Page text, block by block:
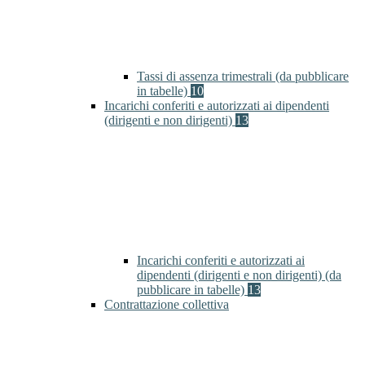
Tassi di assenza trimestrali (da pubblicare
in tabelle) 10
Incarichi conferiti e autorizzati ai dipendenti
(dirigenti e non dirigenti) 13
Incarichi conferiti e autorizzati ai
dipendenti (dirigenti e non dirigenti) (da
pubblicare in tabelle) 13
Contrattazione collettiva